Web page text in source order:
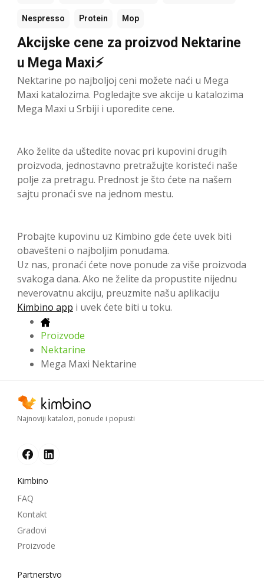
Nespresso Protein Mop
Akcijske cene za proizvod Nektarine
u Mega Maxi⚡
Nektarine po najboljoj ceni možete naći u Mega
Maxi katalozima. Pogledajte sve akcije u katalozima
Mega Maxi u Srbiji i uporedite cene.
Ako želite da uštedite novac pri kupovini drugih
proizvoda, jednostavno pretražujte koristeći naše
polje za pretragu. Prednost je što ćete na našem
sajtu pronaći sve na jednom mestu.
Probajte kupovinu uz Kimbino gde ćete uvek biti
obavešteni o najboljim ponudama.
Uz nas, pronaći ćete nove ponude za više proizvoda
svakoga dana. Ako ne želite da propustite nijednu
neverovatnu akciju, preuzmite našu aplikaciju
Kimbino app i uvek ćete biti u toku.
Proizvode
Nektarine
Mega Maxi Nektarine
Najnoviji katalozi, ponude i popusti
Kimbino
FAQ
Kontakt
Gradovi
Proizvode
Partnerstvo